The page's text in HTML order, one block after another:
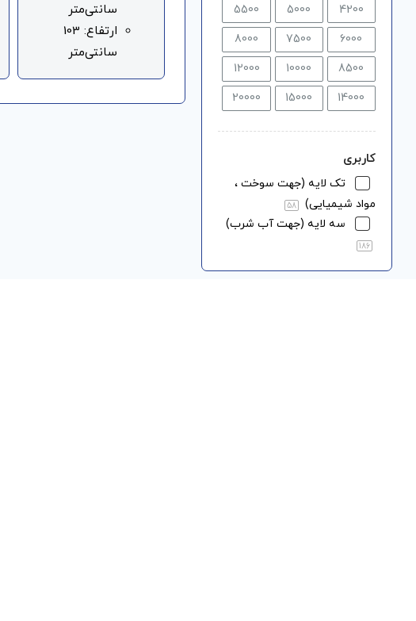
4200
5000
5500
6000
7500
8000
8500
10000
12000
14000
15000
20000
کاربری
تک لایه (جهت سوخت ،
مواد شیمیایی)
58
سه لایه (جهت آب شرب)
186
سانتی‌متر
ارتفاع: 103
سانتی‌متر